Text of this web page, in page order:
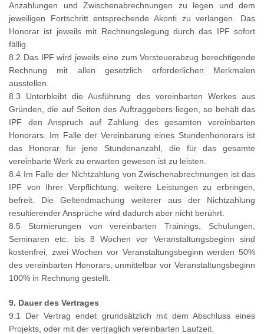
Anzahlungen und Zwischenabrechnungen zu legen und dem
jeweiligen Fortschritt entsprechende Akonti zu verlangen. Das
Honorar ist jeweils mit Rechnungslegung durch das IPF sofort
fällig.
8.2 Das IPF wird jeweils eine zum Vorsteuerabzug berechtigende
Rechnung mit allen gesetzlich erforderlichen Merkmalen
ausstellen.
8.3 Unterbleibt die Ausführung des vereinbarten Werkes aus
Gründen, die auf Seiten des Auftraggebers liegen, so behält das
IPF den Anspruch auf Zahlung des gesamten vereinbarten
Honorars. Im Falle der Vereinbarung eines Stundenhonorars ist
das Honorar für jene Stundenanzahl, die für das gesamte
vereinbarte Werk zu erwarten gewesen ist zu leisten.
8.4 Im Falle der Nichtzahlung von Zwischenabrechnungen ist das
IPF von Ihrer Verpflichtung, weitere Leistungen zu erbringen,
befreit. Die Geltendmachung weiterer aus der Nichtzahlung
resultierender Ansprüche wird dadurch aber nicht berührt.
8.5 Stornierungen von vereinbarten Trainings, Schulungen,
Seminaren etc. bis 8 Wochen vor Veranstaltungsbeginn sind
kostenfrei, zwei Wochen vor Veranstaltungsbeginn werden 50%
des vereinbarten Honorars, unmittelbar vor Veranstaltungsbeginn
100% in Rechnung gestellt.
9. Dauer des Vertrages
9.1 Der Vertrag endet grundsätzlich mit dem Abschluss eines
Projekts, oder mit der vertraglich vereinbarten Laufzeit.